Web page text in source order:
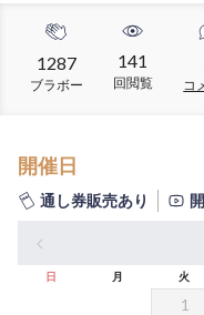
1287
ブラボー
141
回閲覧 コ
開催日
通し券販売あり
日 月 火
1